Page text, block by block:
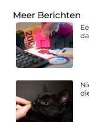
Meer Berichten